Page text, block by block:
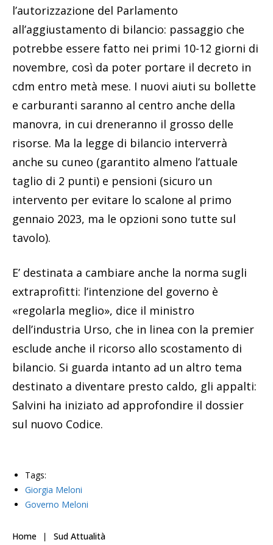
l’autorizzazione del Parlamento
all’aggiustamento di bilancio: passaggio che
potrebbe essere fatto nei primi 10-12 giorni di
novembre, così da poter portare il decreto in
cdm entro metà mese. I nuovi aiuti su bollette
e carburanti saranno al centro anche della
manovra, in cui dreneranno il grosso delle
risorse. Ma la legge di bilancio interverrà
anche su cuneo (garantito almeno l’attuale
taglio di 2 punti) e pensioni (sicuro un
intervento per evitare lo scalone al primo
gennaio 2023, ma le opzioni sono tutte sul
tavolo).
E’ destinata a cambiare anche la norma sugli
extraprofitti: l’intenzione del governo è
«regolarla meglio», dice il ministro
dell’industria Urso, che in linea con la premier
esclude anche il ricorso allo scostamento di
bilancio. Si guarda intanto ad un altro tema
destinato a diventare presto caldo, gli appalti:
Salvini ha iniziato ad approfondire il dossier
sul nuovo Codice.
Tags:
Giorgia Meloni
Governo Meloni
Home Sud Attualità